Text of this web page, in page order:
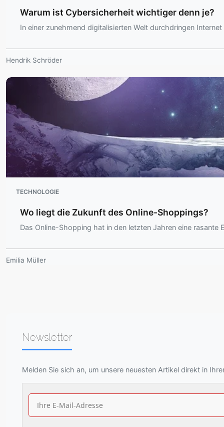
Warum ist Cybersicherheit wichtiger denn je?
In einer zunehmend digitalisierten Welt durchdringen
Hendrik Schröder
TECHNOLOGIE
Wo liegt die Zukunft des Online-Shoppings?
Das Online-Shopping hat in den letzten Jahren eine rasante
Emilia Müller
Newsletter
Melden Sie sich an, um unsere neuesten Artikel direkt in